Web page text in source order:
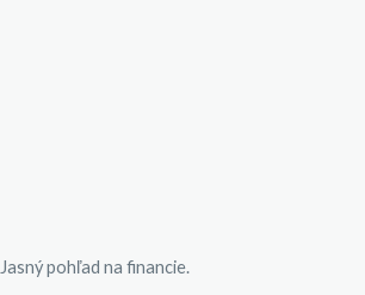
Jasný pohľad na financie.